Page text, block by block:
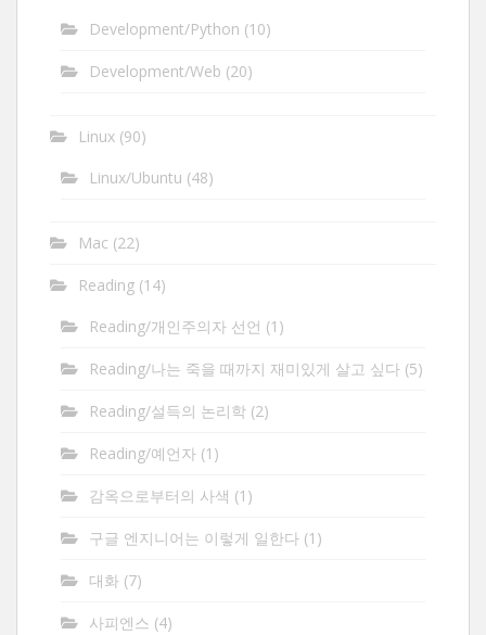
Development/Python (10)
Development/Web (20)
Linux (90)
Linux/Ubuntu (48)
Mac (22)
Reading (14)
Reading/개인주의자 선언 (1)
Reading/나는 죽을 때까지 재미있게 살고 싶다 (5)
Reading/설득의 논리학 (2)
Reading/예언자 (1)
감옥으로부터의 사색 (1)
구글 엔지니어는 이렇게 일한다 (1)
대화 (7)
사피엔스 (4)